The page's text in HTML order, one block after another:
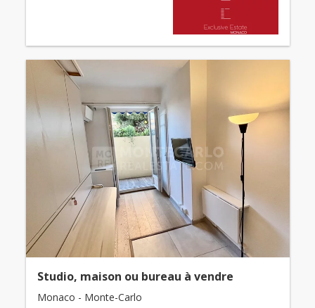
Studio, maison ou bureau à vendre
Monaco - Monte-Carlo